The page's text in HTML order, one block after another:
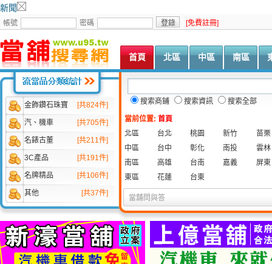
u91當舖
u91當舖為您提供高雄當舖、台北當舖、台中當舖等全省當舖指
新聞
當舖的鉑金和黃金
發佈:汽車當舖,2009年6月4日 | 分類:
都說鉑金比黃金貴，可這年頭就不好說
金價格波動較大，鉑金價格不斷下掉，
價格“倒掛”的現象。其原因主要是去年
跳水，國內鉑金原料價格下跌得很厲害
有一定的避險功能，其的保值功能要大
當舖擔心鉑金出現貶值的情況，因此給
一些當舖幾乎已叫停了鉑金典當生意，
也不小，當舖為了規避市場風險也只能